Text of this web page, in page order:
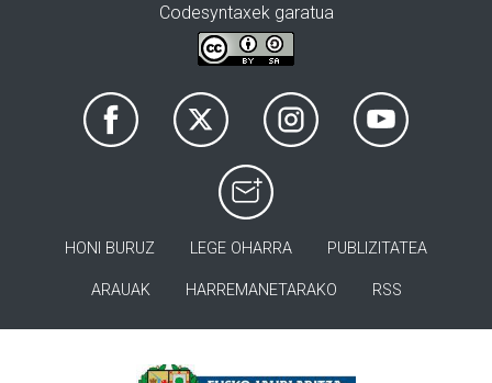
Codesyntaxek garatua
HONI BURUZ LEGE OHARRA PUBLIZITATEA
ARAUAK HARREMANETARAKO RSS